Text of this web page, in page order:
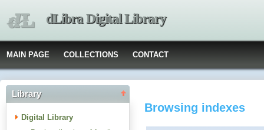
dLibra Digital Library
MAIN PAGE COLLECTIONS CONTACT
Library
Digital Library
Browsing indexes